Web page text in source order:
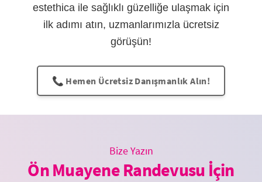
estethica ile sağlıklı güzelliğe ulaşmak için
ilk adımı atın, uzmanlarımızla ücretsiz
görüşün!
📞 Hemen Ücretsiz Danışmanlık Alın!
Bize Yazın
Ön Muayene Randevusu İçin